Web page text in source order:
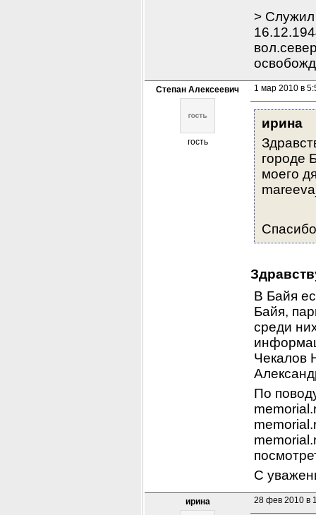
> Служил
Степан Алексеевич
гость
1 мар 2010 в
ирина
городе
моего
В Байя
Байя,
среди
Чекалов
По
С
ирина 28 фев 2010 в